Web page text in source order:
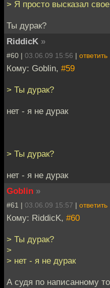
> Я просто высказал
Ты дурак?
RiddicK »
#60 | 03.06.09 15:56 | ответить
Кому: Goblin, #59
> Ты дурак?
нет - я не дурак
> Ты дурак?
нет - я не дурак
Goblin »
#61 | 03.06.09 15:57 | ответить
Кому: RiddicK, #60
> Ты дурак?
>
> нет - я не дурак
А судя по написанному